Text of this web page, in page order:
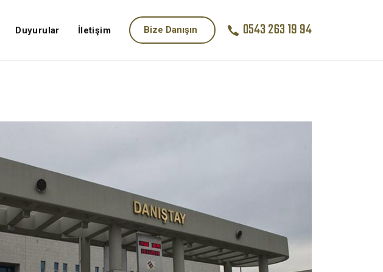
Duyurular İletişim Bize Danışın 0543 263 19 94